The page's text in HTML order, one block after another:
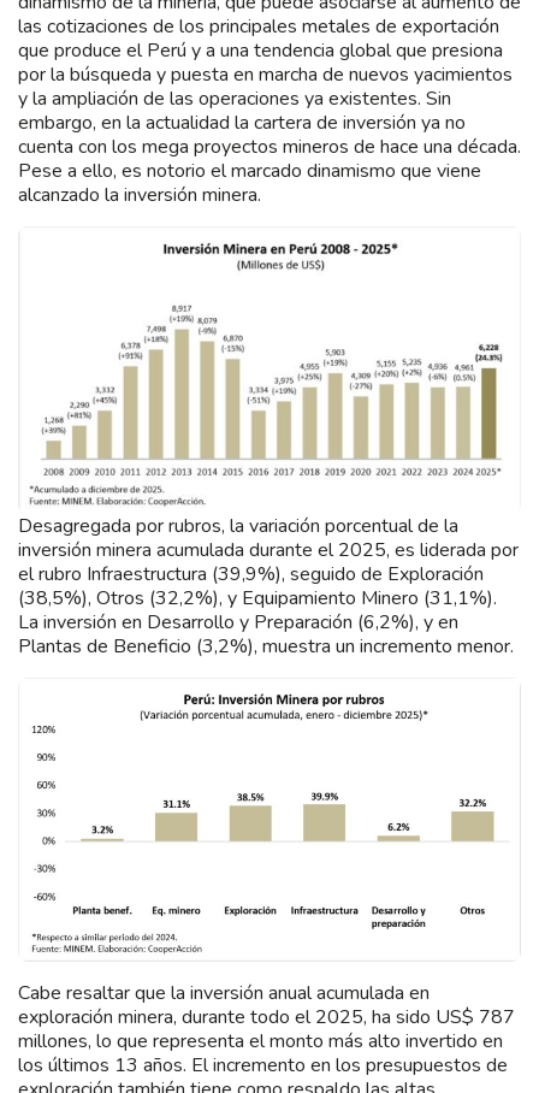
las cotizaciones de los principales metales de exportación
que produce el Perú y a una tendencia global que presiona
por la búsqueda y puesta en marcha de nuevos yacimientos
y la ampliación de las operaciones ya existentes. Sin
embargo, en la actualidad la cartera de inversión ya no
cuenta con los mega proyectos mineros de hace una década.
Pese a ello, es notorio el marcado dinamismo que viene
alcanzado la inversión minera.
Desagregada por rubros, la variación porcentual de la
inversión minera acumulada durante el 2025, es liderada por
el rubro Infraestructura (39,9%), seguido de Exploración
(38,5%), Otros (32,2%), y Equipamiento Minero (31,1%).
La inversión en Desarrollo y Preparación (6,2%), y en
Plantas de Beneficio (3,2%), muestra un incremento menor.
Cabe resaltar que la inversión anual acumulada en
exploración minera, durante todo el 2025, ha sido US$ 787
millones, lo que representa el monto más alto invertido en
los últimos 13 años. El incremento en los presupuestos de